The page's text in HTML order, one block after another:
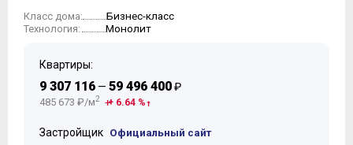
12
13
15
16
17
19
Класс дома: Бизнес-класс
Технология: Монолит
Квартиры:
9 307 116 — 59 496 400₽
485 673 ₽/м2 + 6.64 %
Застройщик Официальный сайт